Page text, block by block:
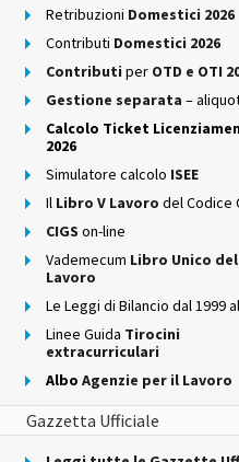
Retribuzioni Domestici 2026
Contributi Domestici 2026
Contributi per OTD e OTI
Gestione separata –
Calcolo Ticket
2026
Simulatore calcolo ISEE
Il Libro V Lavoro del Codice
CIGS on-line
Vademecum Libro Unico del
Lavoro
Le Leggi di Bilancio dal 1999
Linee Guida Tirocini
extracurriculari
Albo Agenzie per il Lavoro
Gazzetta Ufficiale